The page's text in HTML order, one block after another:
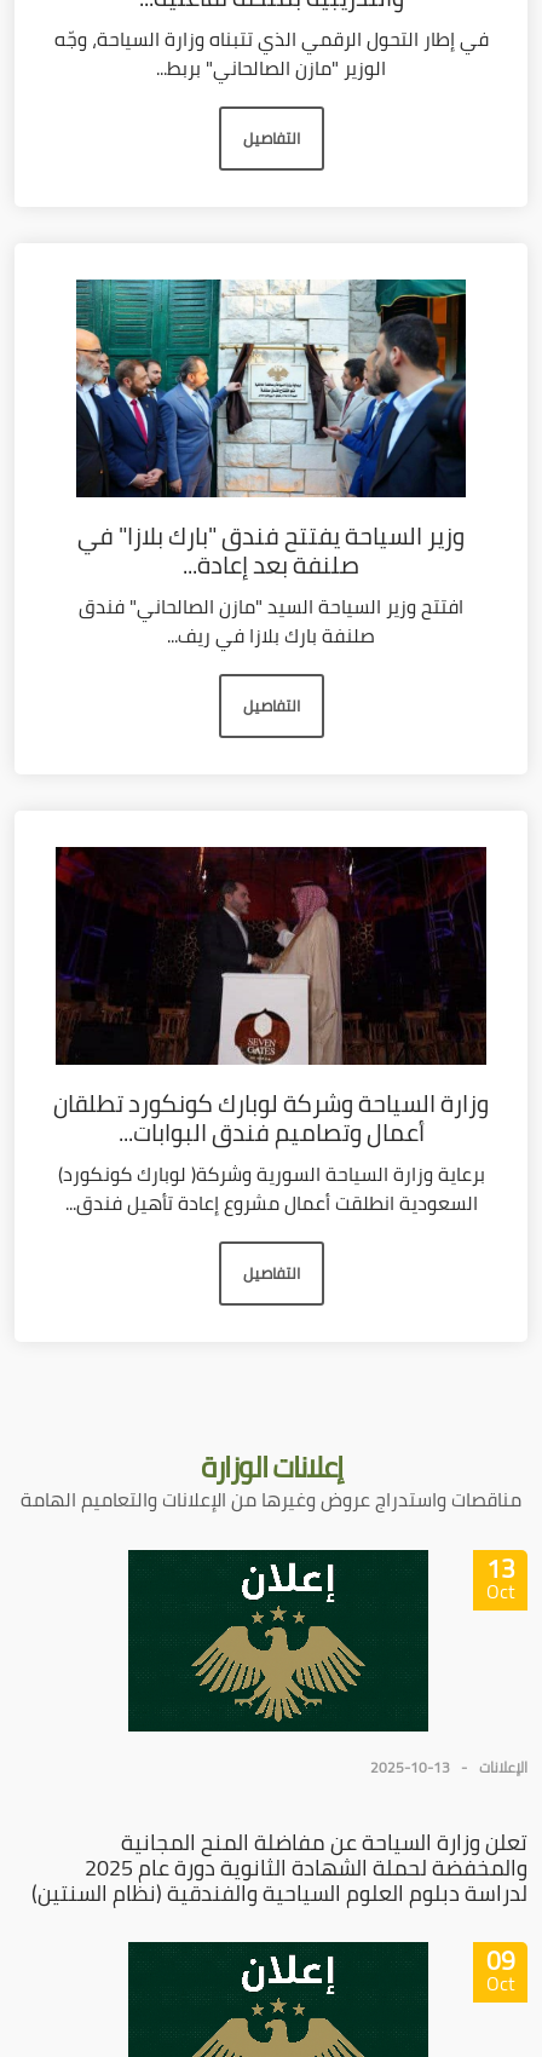
في إطار التحول الرقمي الذي تتبناه وزارة السياحة، وجّه
الوزير "مازن الصالحاني" بربط...
التفاصيل
وزير السياحة يفتتح فندق "بارك بلازا" في
صلنفة بعد إعادة...
افتتح وزير السياحة السيد "مازن الصالحاني" فندق
صلنفة بارك بلازا في ريف...
التفاصيل
وزارة السياحة وشركة لوبارك كونكورد تطلقان
أعمال وتصاميم فندق البوابات...
برعاية وزارة السياحة السورية وشركة( لوبارك كونكورد)
السعودية انطلقت أعمال مشروع إعادة تأهيل فندق...
التفاصيل
إعلاناتالوزارة
مناقصات واستدراج عروض وغيرها من الإعلانات والتعاميم الهامة
13
Oct
الإعلانات 2025-10-13
تعلن وزارة السياحة عن مفاضلة المنح المجانية
والمخفضة لحملة الشهادة الثانوية دورة عام 2025
لدراسة دبلوم العلوم السياحية والفندقية (نظام السنتين)
09
Oct